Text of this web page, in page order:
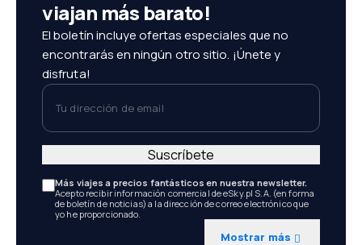
viajan más barato!
El boletín incluye ofertas especiales que no
encontrarás en ningún otro sitio. ¡Únete y
disfruta!
Tu dirección de email
Más viajes a precios fantásticos en nuestra newsletter.
Acepto recibir información comercial de eSky.pl S.A. (en forma
de boletín de noticias) a la dirección de correo electrónico que
yo he proporcionado.
Mostrar más
Suscríbete